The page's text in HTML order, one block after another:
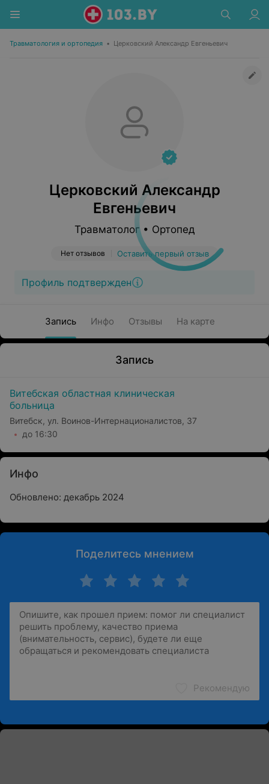
Травматология и ортопедия • Церковский Александр Евгеньевич
Церковский Александр
Евгеньевич
Травматолог • Ортопед
Нет отзывов Оставить первый отзыв
Профиль подтвержден
Запись Инфо Отзывы На карте
Запись
Витебская областная клиническая
больница
Витебск, ул. Воинов-Интернационалистов, 37
до 16:30
Инфо
Обновлено: декабрь 2024
Поделитесь мнением
Рекомендую